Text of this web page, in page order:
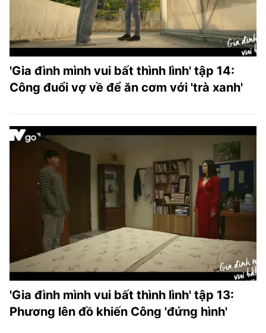
'Gia đình mình vui bất thình lình' tập 14:
Công đuổi vợ về để ăn cơm với 'trà xanh'
'Gia đình mình vui bất thình lình' tập 13:
Phương lên đồ khiến Công 'đứng hình'